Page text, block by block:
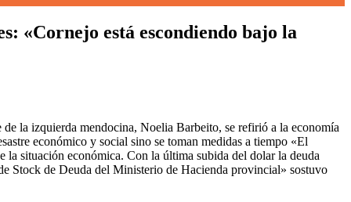
«Cornejo está escondiendo bajo la
la izquierda mendocina, Noelia Barbeito, se refirió a la economía
económico y social sino se toman medidas a tiempo «El
situación económica. Con la última subida del dolar la deuda
Stock de Deuda del Ministerio de Hacienda provincial» sostuvo